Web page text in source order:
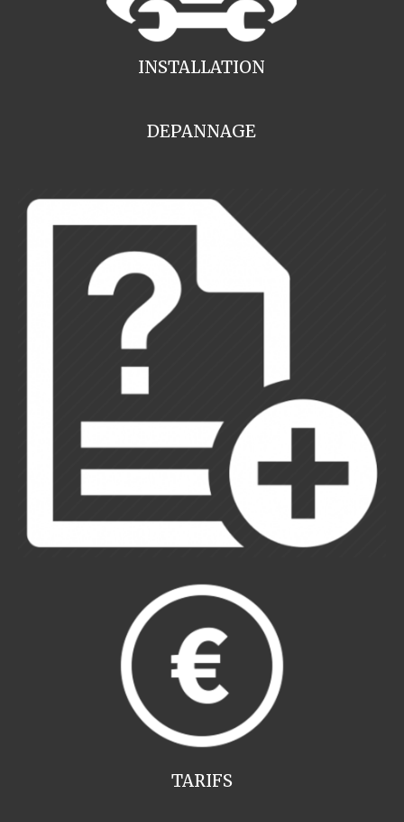
INSTALLATION
DEPANNAGE
TARIFS